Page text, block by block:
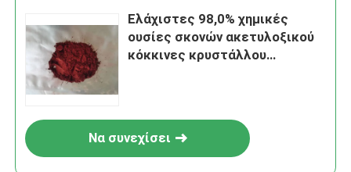
Ελάχιστες 98,0% χημικές
ουσίες σκονών ακετυλοξικού
κόκκινες κρυστάλλου
Να συνεχίσει